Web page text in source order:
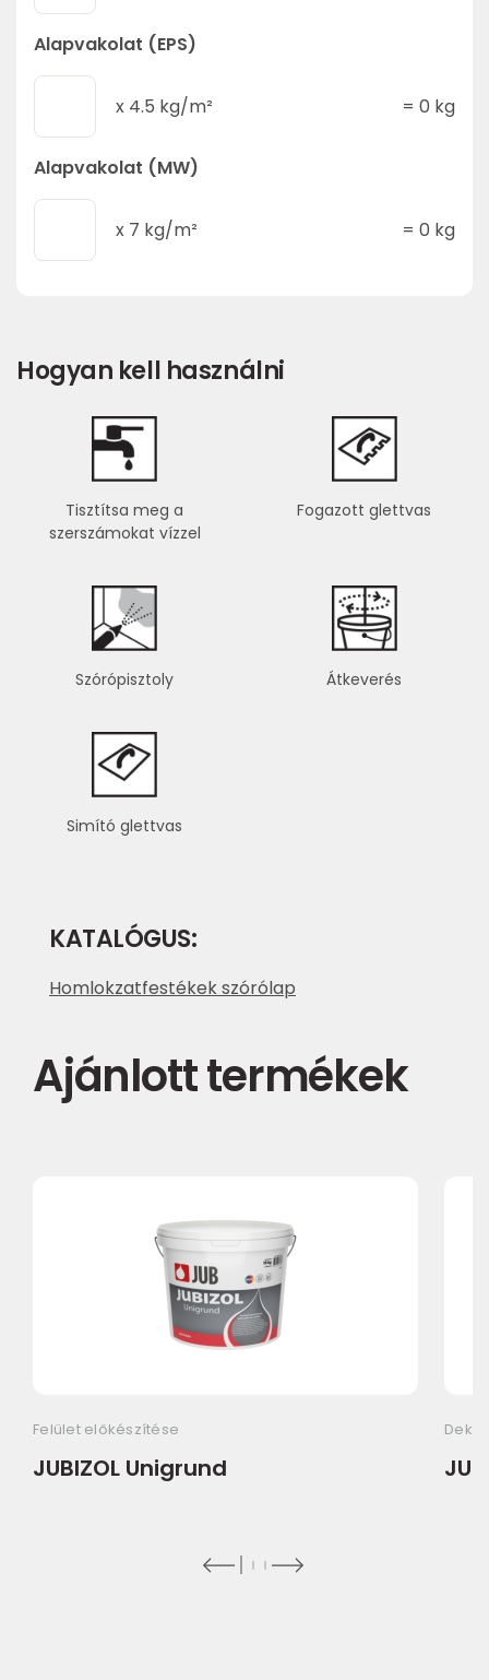
Alapvakolat (EPS)
x 4.5 kg/m² = 0 kg
Alapvakolat (MW)
x 7 kg/m² = 0 kg
Hogyan kell használni
Tisztítsa meg a
szerszámokat vízzel
Fogazott glettvas
Szórópisztoly Átkeverés
Simító glettvas
KATALÓGUS:
Homlokzatfestékek szórólap
Ajánlott termékek
Felület előkészítése
JUBIZOL Unigrund